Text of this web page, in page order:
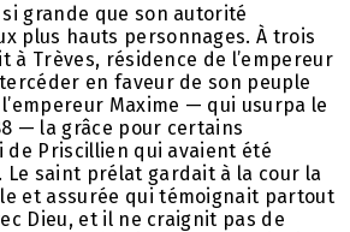
grande que son autorité
plus hauts personnages. À trois
à Trèves, résidence de l’empereur
en faveur de son peuple
Maxime — qui usurpa le
— la grâce pour certains
Priscillien qui avaient été
Le saint prélat gardait à la cour la
et assurée qui témoignait partout
Dieu, et il ne craignit pas de